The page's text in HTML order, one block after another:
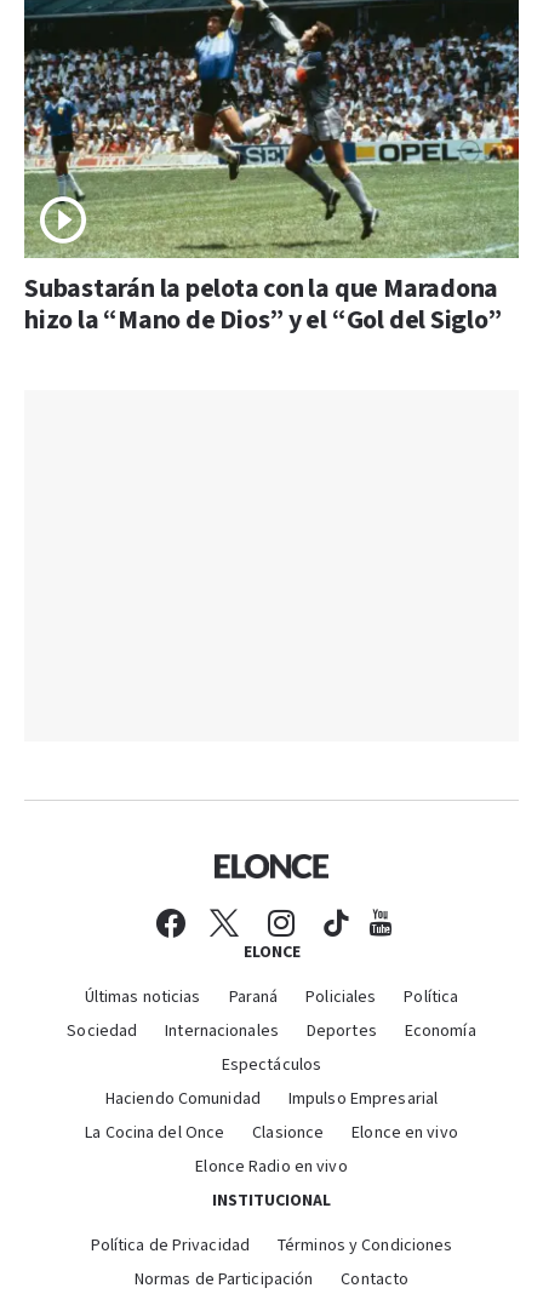
Subastarán la pelota con la que Maradona
hizo la “Mano de Dios” y el “Gol del Siglo”
ELONCE
Últimas noticias Paraná Policiales
Política
Sociedad
Internacionales Deportes
Economía
Espectáculos
Haciendo Comunidad
Impulso Empresarial
La Cocina del Once
Clasionce
Elonce en vivo
Elonce Radio en vivo
INSTITUCIONAL
Política de Privacidad
Términos y Condiciones
Normas de Participación
Contacto